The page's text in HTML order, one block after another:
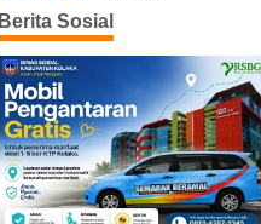
Daerah
Berita Sosial